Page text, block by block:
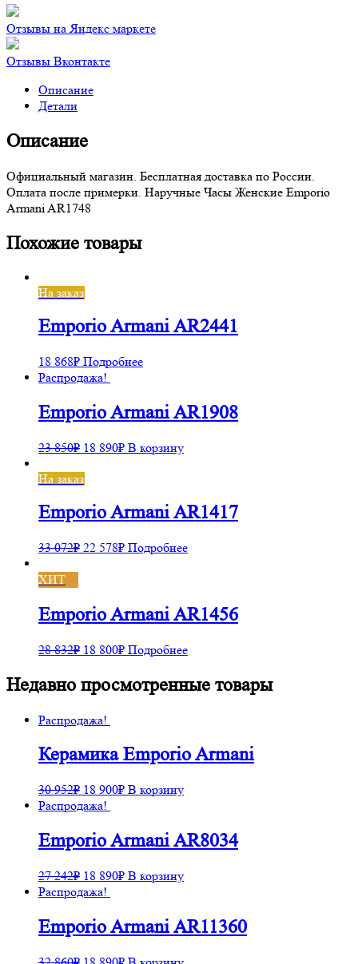
Отзывы на Яндекс маркете
Отзывы Вконтакте
Описание
Детали
Описание
Официальный магазин. Бесплатная доставка по России.
Оплата после примерки. Наручные Часы Женские Emporio
Armani AR1748
Похожие товары
На заказ
Emporio Armani AR2441
18 868₽ Подробнее
Распродажа!
Emporio Armani AR1908
23 850₽ 18 890₽ В корзину
На заказ
Emporio Armani AR1417
33 072₽ 22 578₽ Подробнее
ХИТ
Emporio Armani AR1456
28 832₽ 18 800₽ Подробнее
Недавно просмотренные товары
Распродажа!
Керамика Emporio Armani
30 952₽ 18 900₽ В корзину
Распродажа!
Emporio Armani AR8034
27 242₽ 18 890₽ В корзину
Распродажа!
Emporio Armani AR11360